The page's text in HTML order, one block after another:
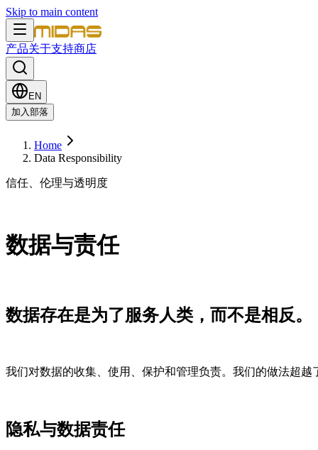
Skip to main content
产品关于支持商店
EN
加入部落
Home
Data Responsibility
信任、伦理与透明度
数据与责任
数据存在是为了服务人类，而不是相反。
我们对数据的收集、使用、保护和管理负责。我们的做法超
隐私与数据责任